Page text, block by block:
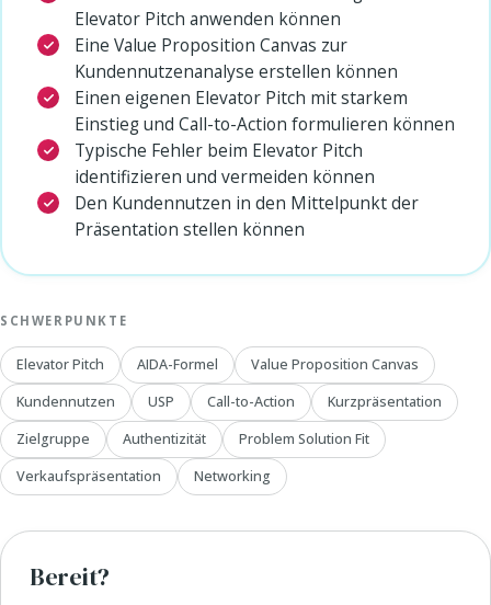
Elevator Pitch anwenden können
Eine Value Proposition Canvas zur
Kundennutzenanalyse erstellen können
Einen eigenen Elevator Pitch mit starkem
Einstieg und Call-to-Action formulieren können
Typische Fehler beim Elevator Pitch
identifizieren und vermeiden können
Den Kundennutzen in den Mittelpunkt der
Präsentation stellen können
SCHWERPUNKTE
Elevator Pitch AIDA-Formel
Value Proposition Canvas
Kundennutzen
USP Call-to-Action
Kurzpräsentation
Zielgruppe
Authentizität
Problem Solution Fit
Verkaufspräsentation
Networking
Bereit?